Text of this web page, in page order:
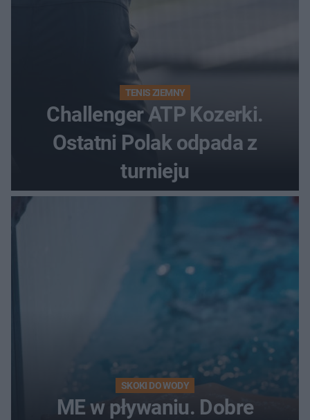
TENIS ZIEMNY
Challenger ATP Kozerki.
Ostatni Polak odpada z
turnieju
SKOKI DO WODY
ME w pływaniu. Dobre